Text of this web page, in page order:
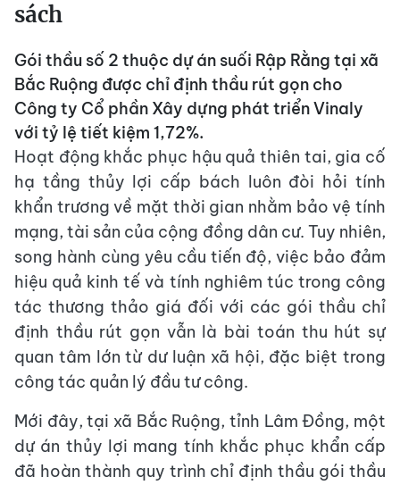
sách
Gói thầu số 2 thuộc dự án suối Rập Rằng tại xã
Bắc Ruộng được chỉ định thầu rút gọn cho
Công ty Cổ phần Xây dựng phát triển Vinaly
với tỷ lệ tiết kiệm 1,72%.
Hoạt động khắc phục hậu quả thiên tai, gia cố
hạ tầng thủy lợi cấp bách luôn đòi hỏi tính
khẩn trương về mặt thời gian nhằm bảo vệ tính
mạng, tài sản của cộng đồng dân cư. Tuy nhiên,
song hành cùng yêu cầu tiến độ, việc bảo đảm
hiệu quả kinh tế và tính nghiêm túc trong công
tác thương thảo giá đối với các gói thầu chỉ
định thầu rút gọn vẫn là bài toán thu hút sự
quan tâm lớn từ dư luận xã hội, đặc biệt trong
công tác quản lý đầu tư công.
Mới đây, tại xã Bắc Ruộng, tỉnh Lâm Đồng, một
dự án thủy lợi mang tính khắc phục khẩn cấp
đã hoàn thành quy trình chỉ định thầu gói thầu